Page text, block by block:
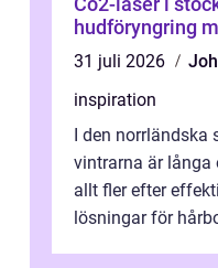
hudföryngring
31 juli 2026
inspiration
I den norrländska
vintrarna är långa
allt fler efter
lösningar för